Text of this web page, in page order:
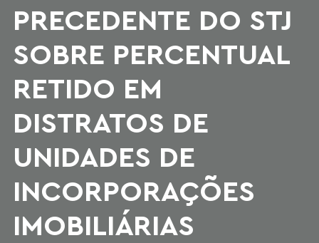
PRECEDENTE DO STJ
SOBRE PERCENTUAL
RETIDO EM
DISTRATOS DE
UNIDADES DE
INCORPORAÇÕES
IMOBILIÁRIAS